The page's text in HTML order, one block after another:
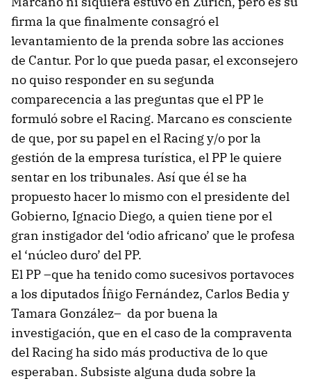
firma la que finalmente consagró el
levantamiento de la prenda sobre las acciones
de Cantur. Por lo que pueda pasar, el exconsejero
no quiso responder en su segunda
comparecencia a las preguntas que el PP le
formuló sobre el Racing. Marcano es consciente
de que, por su papel en el Racing y/o por la
gestión de la empresa turística, el PP le quiere
sentar en los tribunales. Así que él se ha
propuesto hacer lo mismo con el presidente del
Gobierno, Ignacio Diego, a quien tiene por el
gran instigador del ‘odio africano’ que le profesa
el ‘núcleo duro’ del PP.
El PP –que ha tenido como sucesivos portavoces
a los diputados Íñigo Fernández, Carlos Bedia y
Tamara González– da por buena la
investigación, que en el caso de la compraventa
del Racing ha sido más productiva de lo que
esperaban. Subsiste alguna duda sobre la